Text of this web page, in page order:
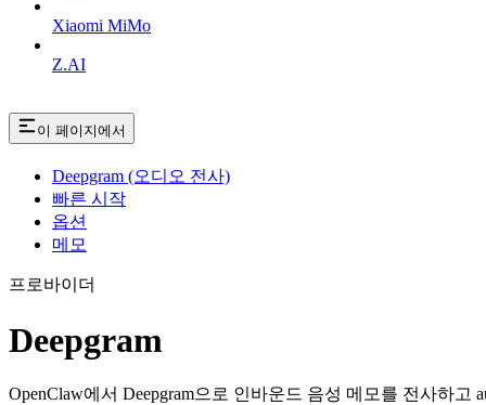
Xiaomi MiMo
Z.AI
이 페이지에서
Deepgram (오디오 전사)
빠른 시작
옵션
메모
프로바이더
Deepgram
OpenClaw에서 Deepgram으로 인바운드 음성 메모를 전사하고